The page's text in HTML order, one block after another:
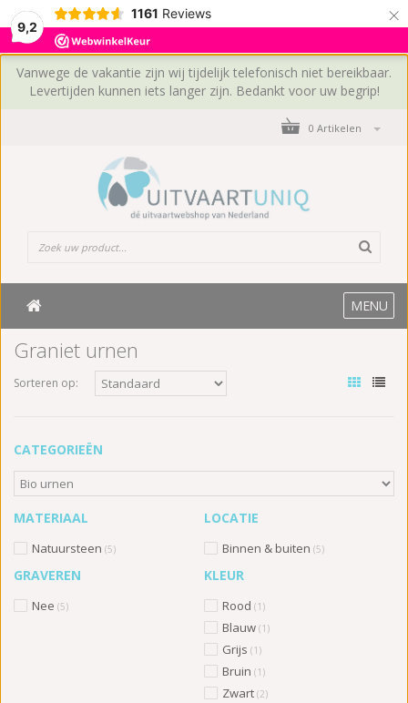
9,2
1161 Reviews ×
Vanwege de vakantie zijn wij tijdelijk telefonisch niet bereikbaar.
Levertijden kunnen iets langer zijn. Bedankt voor uw begrip!
0 Artikelen
MENU
Graniet urnen
Sorteren op:
CATEGORIEËN
MATERIAAL
Natuursteen (5)
LOCATIE
Binnen & buiten (5)
GRAVEREN
Nee (5)
KLEUR
Rood (1)
Blauw (1)
Grijs (1)
Bruin (1)
Zwart (2)